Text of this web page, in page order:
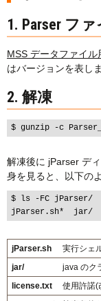
1. Parser フ
MSS データファイ
はバージョンを表し
2. 解凍
解凍後に jParser デ
身を見ると、以下の
$ ls -FC jParser/
jParser.sh
実行シェ
jar/
java のク
license.txt
使用許諾(